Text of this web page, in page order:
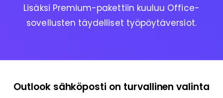
Lisäksi Premium-pakettiin kuuluu Office-
sovellusten täydelliset työpöytäversiot.
Outlook sähköposti on turvallinen valinta